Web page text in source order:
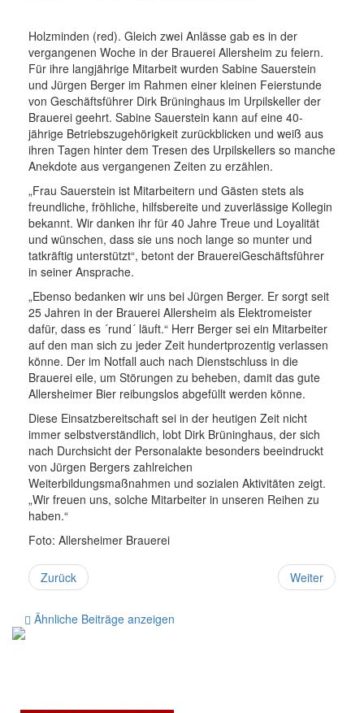
Holzminden (red). Gleich zwei Anlässe gab es in der
vergangenen Woche in der Brauerei Allersheim zu feiern.
Für ihre langjährige Mitarbeit wurden Sabine Sauerstein
und Jürgen Berger im Rahmen einer kleinen Feierstunde
von Geschäftsführer Dirk Brüninghaus im Urpilskeller der
Brauerei geehrt. Sabine Sauerstein kann auf eine 40-
jährige Betriebszugehörigkeit zurückblicken und weiß aus
ihren Tagen hinter dem Tresen des Urpilskellers so manche
Anekdote aus vergangenen Zeiten zu erzählen.
„Frau Sauerstein ist Mitarbeitern und Gästen stets als
freundliche, fröhliche, hilfsbereite und zuverlässige Kollegin
bekannt. Wir danken ihr für 40 Jahre Treue und Loyalität
und wünschen, dass sie uns noch lange so munter und
tatkräftig unterstützt“, betont der BrauereiGeschäftsführer
in seiner Ansprache.
„Ebenso bedanken wir uns bei Jürgen Berger. Er sorgt seit
25 Jahren in der Brauerei Allersheim als Elektromeister
dafür, dass es ´rund´ läuft.“ Herr Berger sei ein Mitarbeiter
auf den man sich zu jeder Zeit hundertprozentig verlassen
könne. Der im Notfall auch nach Dienstschluss in die
Brauerei eile, um Störungen zu beheben, damit das gute
Allersheimer Bier reibungslos abgefüllt werden könne.
Diese Einsatzbereitschaft sei in der heutigen Zeit nicht
immer selbstverständlich, lobt Dirk Brüninghaus, der sich
nach Durchsicht der Personalakte besonders beeindruckt
von Jürgen Bergers zahlreichen
Weiterbildungsmaßnahmen und sozialen Aktivitäten zeigt.
„Wir freuen uns, solche Mitarbeiter in unseren Reihen zu
haben.“
Foto: Allersheimer Brauerei
Zurück Weiter
Ähnliche Beiträge anzeigen